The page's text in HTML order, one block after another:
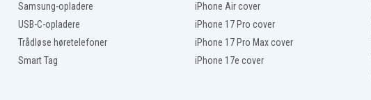
Samsung-opladere
USB-C-opladere
Trådløse høretelefoner
Smart Tag
iPhone Air cover
iPhone 17 Pro cover
iPhone 17 Pro Max cover
iPhone 17e cover